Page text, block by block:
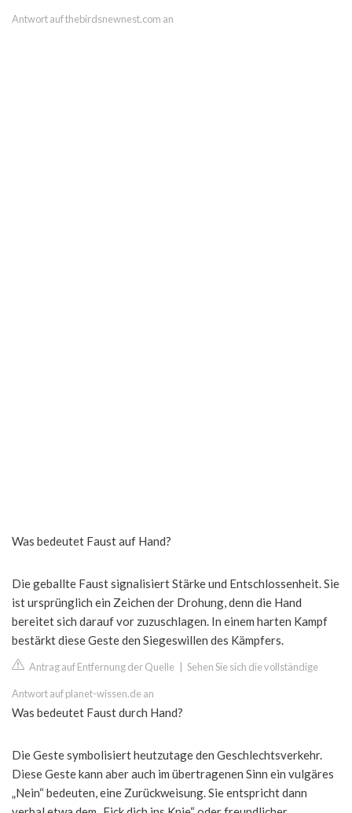
Antwort auf thebirdsnewnest.com an
Was bedeutet Faust auf Hand?
Die geballte Faust signalisiert Stärke und Entschlossenheit. Sie
ist ursprünglich ein Zeichen der Drohung, denn die Hand
bereitet sich darauf vor zuzuschlagen. In einem harten Kampf
bestärkt diese Geste den Siegeswillen des Kämpfers.
Antrag auf Entfernung der Quelle Sehen Sie sich die vollständige
Antwort auf planet-wissen.de an
Was bedeutet Faust durch Hand?
Die Geste symbolisiert heutzutage den Geschlechtsverkehr.
Diese Geste kann aber auch im übertragenen Sinn ein vulgäres
„Nein“ bedeuten, eine Zurückweisung. Sie entspricht dann